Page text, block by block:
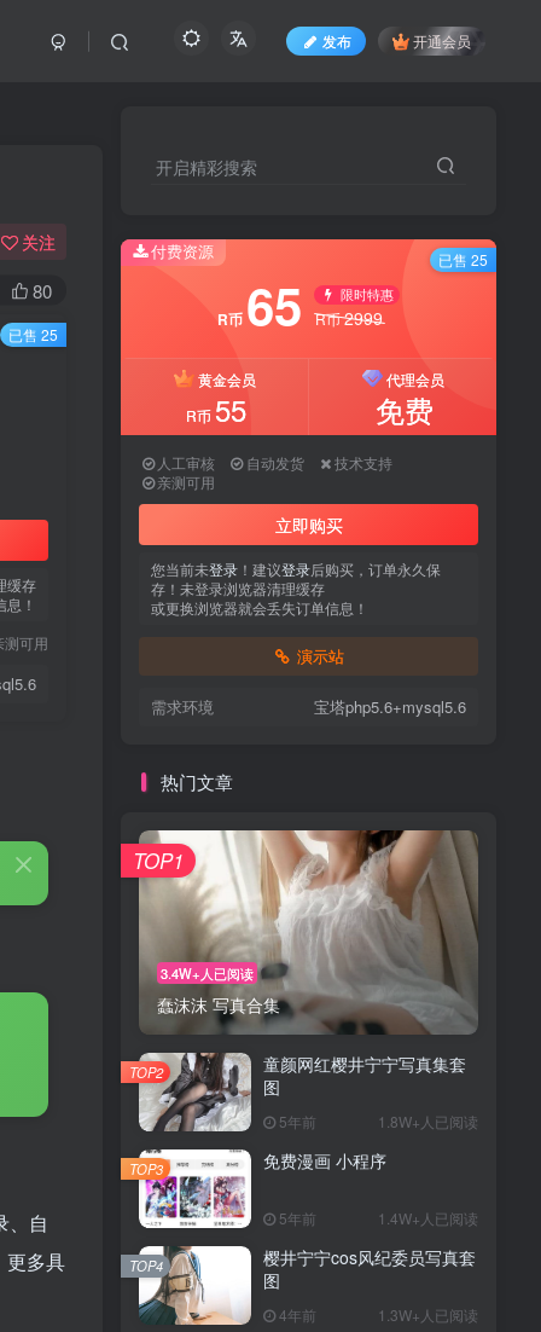
发布 开通会员
关注
80
缓存
！
测可用
已售 25
、自
更多具
开启精彩搜索
付费资源
R币 65 限时特惠
R币2999
黄金会员
R币 55
代理会员
免费
人工审核 自动发货
技术支持
亲测可用
立即购买
您当前未登录 ！建议登录后购买，订单永久保
存！未登录浏览器清理缓存
或更换浏览器就会丢失订单信息！
演示站
需求环境 宝塔php5.6+mysql5.6
已售 25
热门文章
3.4W+人已阅读
蠢沫沫 写真合集
TOP1
童颜网红樱井宁宁写真集套
图
5年前 1.8W+人已阅读
TOP2
免费漫画 小程序
5年前 1.4W+人已阅读
TOP3
樱井宁宁cos风纪委员写真套
图
4年前 1.3W+人已阅读
TOP4